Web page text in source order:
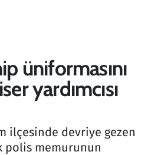
üniformasını
yardımcısı
ilçesinde devriye gezen
polis memurunun